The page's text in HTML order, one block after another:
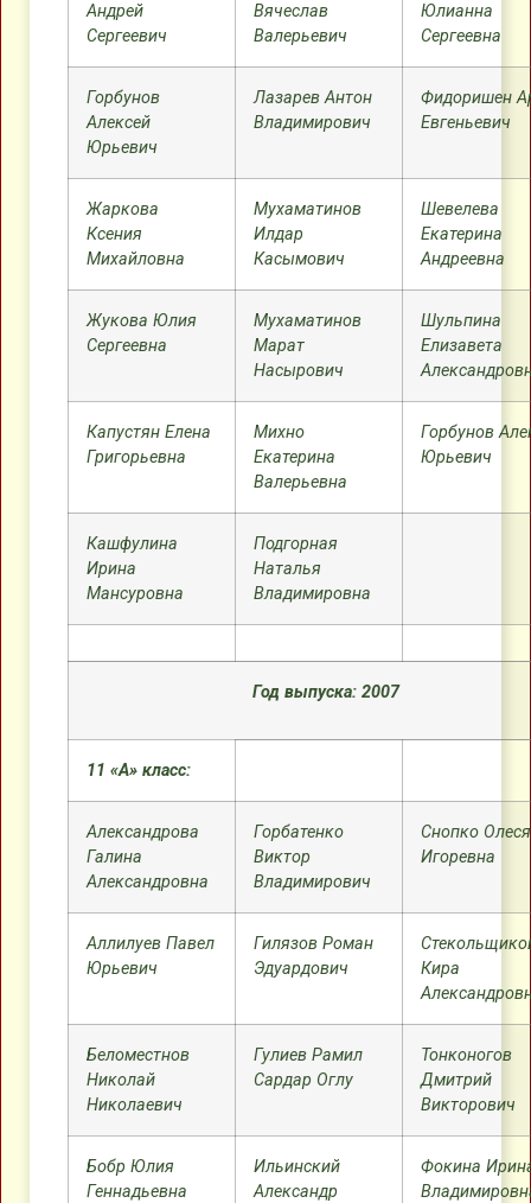
Андрей
Сергеевич
Вячеслав
Валерьевич
Юлианна
Сергеевна
Горбунов
Алексей
Юрьевич
Лазарев Антон
Владимирович
Фидоришен
Евгеньевич
Жаркова
Ксения
Михайловна
Мухаматинов
Илдар
Касымович
Шевелева
Екатерина
Андреевна
Жукова Юлия
Сергеевна
Мухаматинов
Марат
Насырович
Шульпина
Елизавета
Капустян Елена
Григорьевна
Михно
Екатерина
Валерьевна
Горбунов
Юрьевич
Кашфулина
Ирина
Мансуровна
Подгорная
Наталья
Владимировна
Год выпуска: 2007
11 «А» класс:
Александрова
Галина
Александровна
Горбатенко
Виктор
Владимирович
Снопко Олеся
Игоревна
Аллилуев Павел
Юрьевич
Гилязов Роман
Эдуардович
Кира
Беломестнов
Николай
Николаевич
Гулиев Рамил
Сардар Оглу
Тонконогов
Дмитрий
Викторович
Бобр Юлия
Геннадьевна
Ильинский
Александр
Фокина